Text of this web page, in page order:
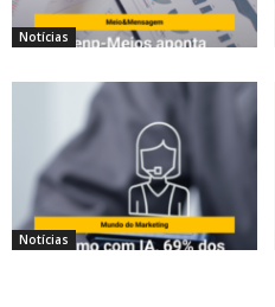
Notícias
Notícias